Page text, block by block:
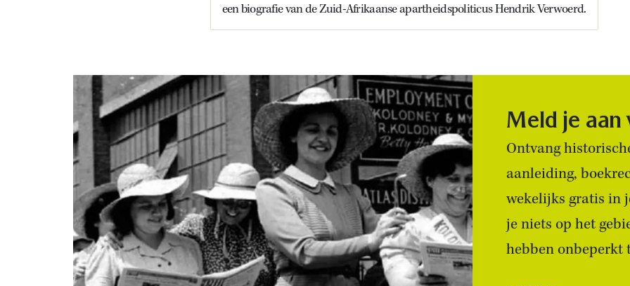
een biografie van de Zuid-Afrikaanse apartheidspoliticus Hendrik Verwoerd.
Meld je
Ontvang
aanleiding,
wekelijks gratis in
je niets op het
hebben onbeperkt